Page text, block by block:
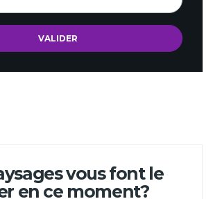
vous font le
en ce moment?